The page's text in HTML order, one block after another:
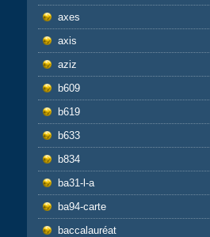
axes
axis
aziz
b609
b619
b633
b834
ba31-l-a
ba94-carte
baccalauréat